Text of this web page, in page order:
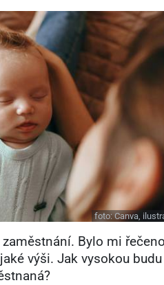
foto:Canva,
Bylo mi
výši. Jak vysokou